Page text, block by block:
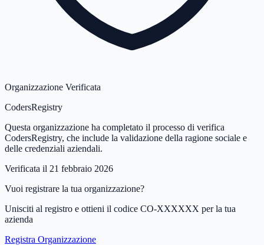
Organizzazione Verificata
CodersRegistry
Questa organizzazione ha completato il processo di verifica
CodersRegistry, che include la validazione della ragione sociale e
delle credenziali aziendali.
Verificata il 21 febbraio 2026
Vuoi registrare la tua organizzazione?
Unisciti al registro e ottieni il codice CO-XXXXXX per la tua
azienda
Registra Organizzazione